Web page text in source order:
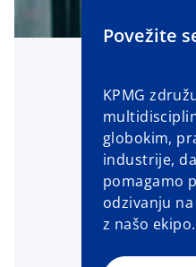
Povežite
KPMG
globokim,
industrije,
pomagamo
odzivanju
z našo ekipo.